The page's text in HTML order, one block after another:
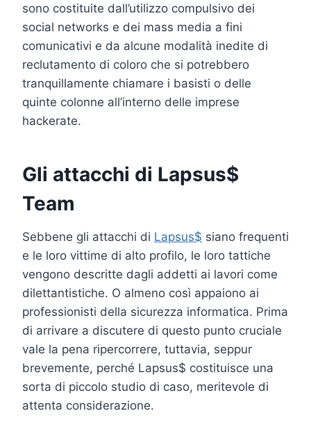
sono costituite dall’utilizzo compulsivo dei
social networks e dei mass media a fini
comunicativi e da alcune modalità inedite di
reclutamento di coloro che si potrebbero
tranquillamente chiamare i basisti o delle
quinte colonne all’interno delle imprese
hackerate.
Gli attacchi di Lapsus$
Team
Sebbene gli attacchi di Lapsus$ siano frequenti
e le loro vittime di alto profilo, le loro tattiche
vengono descritte dagli addetti ai lavori come
dilettantistiche. O almeno così appaiono ai
professionisti della sicurezza informatica. Prima
di arrivare a discutere di questo punto cruciale
vale la pena ripercorrere, tuttavia, seppur
brevemente, perché Lapsus$ costituisce una
sorta di piccolo studio di caso, meritevole di
attenta considerazione.